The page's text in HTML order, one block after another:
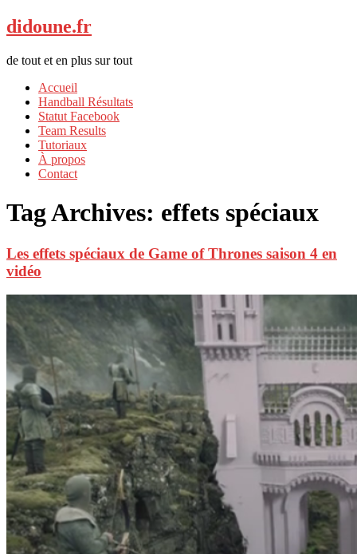
didoune.fr
de tout et en plus sur tout
Accueil
Handball Résultats
Statut Facebook
Team Results
Tutoriaux
À propos
Contact
Tag Archives: effets spéciaux
Les effets spéciaux de Game of Thrones saison 4 en
vidéo